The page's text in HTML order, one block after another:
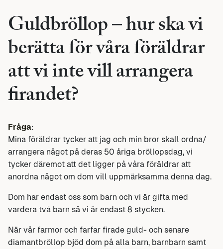
Guldbröllop – hur ska vi
berätta för våra föräldrar
att vi inte vill arrangera
firandet?
Fråga:
Mina föräldrar tycker att jag och min bror skall ordna/
arrangera något på deras 50 åriga bröllopsdag, vi
tycker däremot att det ligger på våra föräldrar att
anordna något om dom vill uppmärksamma denna dag.
Dom har endast oss som barn och vi är gifta med
vardera två barn så vi är endast 8 stycken.
När vår farmor och farfar firade guld- och senare
diamantbröllop bjöd dom på alla barn, barnbarn samt